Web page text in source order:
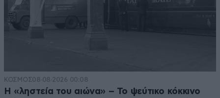
ΚΟΣΜΟΣ08·08·2026 00:08
Η «ληστεία του αιώνα» – Το ψεύτικο κόκκινο